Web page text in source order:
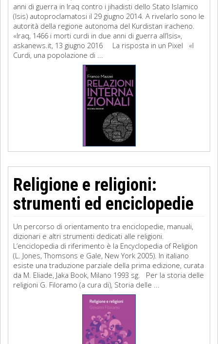
anni di guerra in Iraq contro i jihadisti dello Stato Islamico
(Isis) autoproclamatosi il 29 giugno 2014. A rivelarlo sono le
autorità della regione autonoma del Kurdistan iracheno.
«Iraq, 1466 i morti curdi in due anni di guerra all’Isis»,
askanews.it, 13 giugno 2016 La risposta in un Pixel «I
Curdi, una popolazione di ...
Religione e religioni:
strumenti ed enciclopedie
Un percorso di orientamento tra enciclopedie, manuali,
dizionari e altri strumenti dedicati alle religioni.
L’enciclopedia di riferimento è la Encyclopedia of Religion
(L. Jones, Thomsons e Gale, New York 2005). In italiano
esiste una traduzione parziale della prima edizione, curata
da M. Eliade, Jaka Book, Milano 1993 sg. Per la storia delle
religioni G. Filoramo (a cura di), Storia delle ...